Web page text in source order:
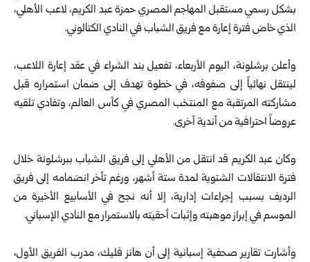
بشكل رسمي مستقبل المهاجم المصري حمزة عبد الكريم، لاعب الأهلي،
الذي خاض فترة إعارة مع فريق الشباب في النادي الكتالوني.
وأعلن برشلونة، اليوم الأربعاء، تفعيل بند الشراء في عقد إعارة اللاعب،
لينتقل نهائياً إلى صفوفه، في خطوة تهدف إلى ضمان استمراره قبل
مشاركته المرتقبة مع المنتخب المصري في كأس العالم، وتفادي تلقيه
عروضاً احترافية من أندية أخرى.
وكان عبد الكريم قد انتقل من الأهلي إلى فريق الشباب ببرشلونة خلال
فترة الانتقالات الشتوية لمدة ستة أشهر، ورغم تأخر انضمامه إلى فريق
الرديف بسبب إجراءات إدارية، إلا أنه نجح في الأسابيع الأخيرة من
الموسم في إبراز موهبته وإثبات أحقيته بالاستمرار مع النادي الإسباني.
وأشارت تقارير صحفية إسبانية إلى أن هانز فليك، مدرب الفريق الأول،